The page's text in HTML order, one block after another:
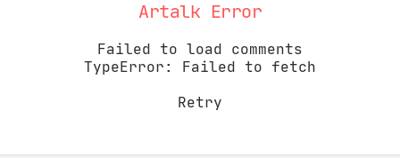
Artalk Error
Failed to load comments
TypeError: Failed to fetch
Retry